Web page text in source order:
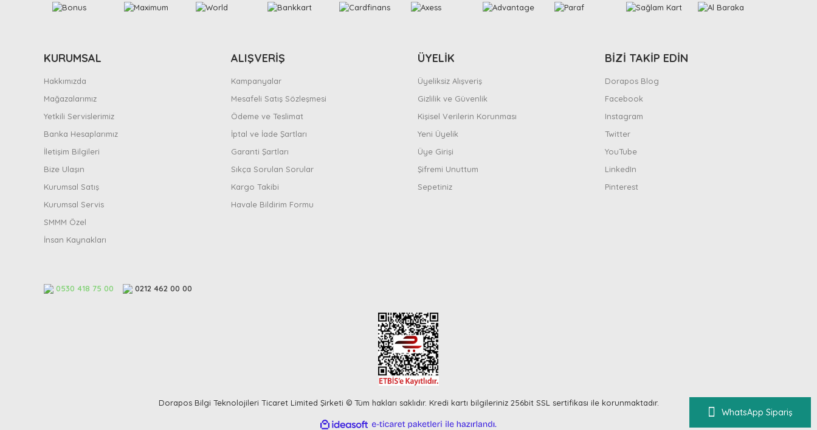
WhatsApp Sipariş
KURUMSAL
Hakkımızda
Mağazalarımız
Yetkili Servislerimiz
Banka Hesaplarımız
İletişim Bilgileri
Bize Ulaşın
Kurumsal Satış
Kurumsal Servis
SMMM Özel
İnsan Kaynakları
ALIŞVERİŞ
Kampanyalar
Mesafeli Satış Sözleşmesi
Ödeme ve Teslimat
İptal ve İade Şartları
Garanti Şartları
Sıkça Sorulan Sorular
Kargo Takibi
Havale Bildirim Formu
ÜYELİK
Üyeliksiz Alışveriş
Gizlilik ve Güvenlik
Kişisel Verilerin Korunması
Yeni Üyelik
Üye Girişi
Şifremi Unuttum
Sepetiniz
BİZİ TAKİP EDİN
Dorapos Blog
Facebook
Instagram
Twitter
YouTube
LinkedIn
Pinterest
0530 418 75 00 0212 462 00 00
Dorapos Bilgi Teknolojileri Ticaret Limited Şirketi © Tüm hakları saklıdır. Kredi kartı bilgileriniz 256bit SSL sertifikası ile korunmaktadır.
ideasoft e-